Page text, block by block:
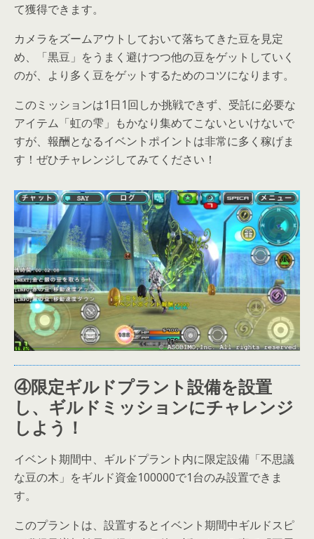
て獲得できます。
カメラをズームアウトしておいて落ちてきた豆を見定
め、「黒豆」をうまく避けつつ他の豆をゲットしていく
のが、より多く豆をゲットするためのコツになります。
このミッションは1日1回しか挑戦できず、受託に必要な
アイテム「虹の雫」もかなり集めてこないといけないで
すが、報酬となるイベントポイントは非常に多く稼げま
す！ぜひチャレンジしてみてください！
④限定ギルドプラント設備を設置
し、ギルドミッションにチャレンジ
しよう！
イベント期間中、ギルドプラント内に限定設備「不思議
な豆の木」をギルド資金100000で1台のみ設置できま
す。
このプラントは、設置するとイベント期間中ギルドスピ